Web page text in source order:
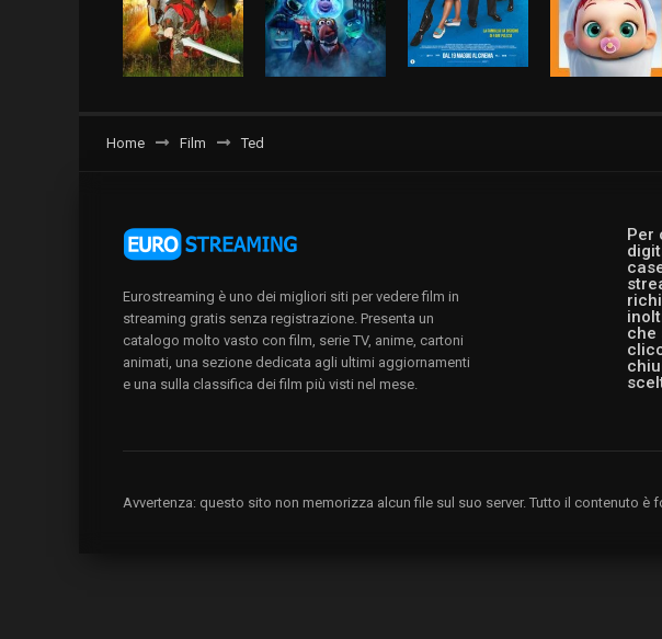
Home Film Ted
Per
che
Eurostreaming è uno dei migliori siti per vedere film in
streaming gratis senza registrazione. Presenta un
catalogo molto vasto con film, serie TV, anime, cartoni
animati, una sezione dedicata agli ultimi aggiornamenti
e una sulla classifica dei film più visti nel mese.
Avvertenza: questo sito non memorizza alcun file sul suo server. Tutto il contenuto